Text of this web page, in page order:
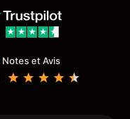
Notes et Avis